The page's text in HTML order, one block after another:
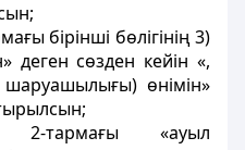
бірінші бөлігінің 3)
деген сөзден кейін «,
шаруашылығы) өнімін»
2-тармағы «ауыл